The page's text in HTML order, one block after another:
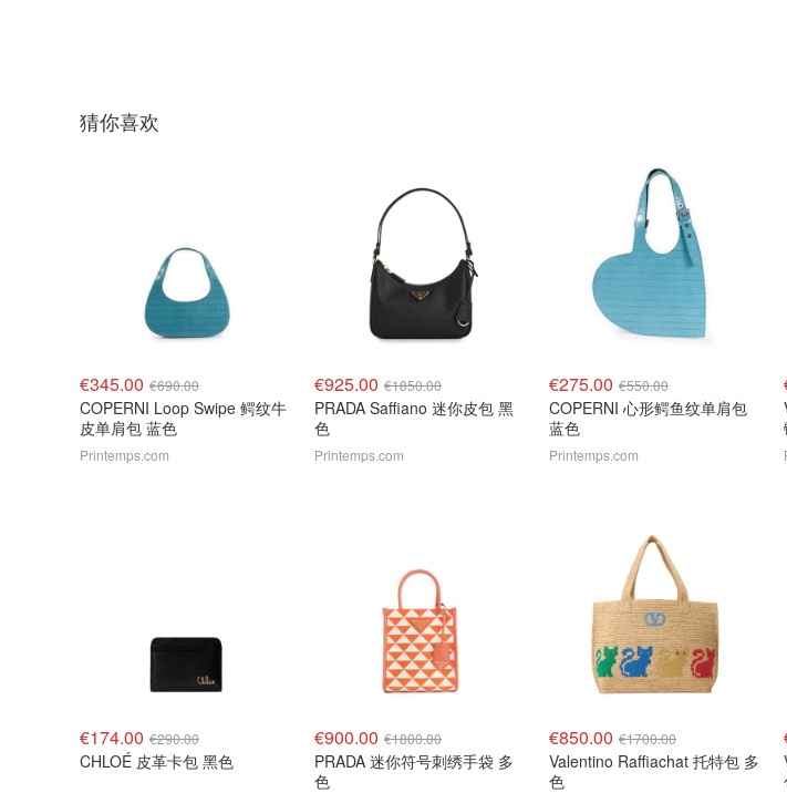
猜你喜欢
€345.00 €690.00
COPERNI Loop Swipe 鳄纹牛
皮单肩包 蓝色
Printemps.com
€925.00 €1850.00
PRADA Saffiano 迷你皮包 黑
色
Printemps.com
€275.00 €550.00
COPERNI 心形鳄鱼纹单肩包
蓝色
Printemps.com
€174.00 €290.00
CHLOÉ 皮革卡包 黑色
€900.00 €1800.00
PRADA 迷你符号刺绣手袋 多
色
€850.00 €1700.00
Valentino Raffiachat 托特包 多
色